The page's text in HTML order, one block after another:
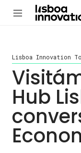
Lisboa Innovation
Hub